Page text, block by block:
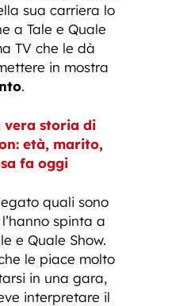
sua carriera lo
a Tale e Quale
TV che le dà
in mostra
.
vera storia di
età, marito,
fa oggi
quali sono
spinta a
e Quale Show.
le piace molto
in una gara,
interpretare il